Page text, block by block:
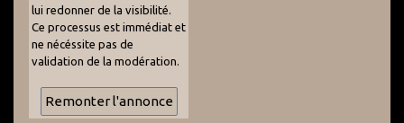
lui redonner de la visibilité.
Ce processus est immédiat et
ne nécéssite pas de
validation de la modération.